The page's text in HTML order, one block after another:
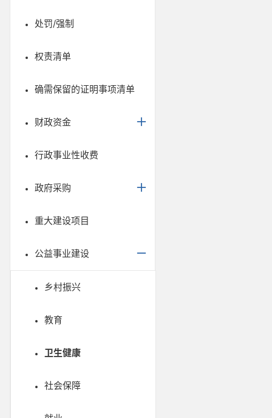
处罚/强制
权责清单
确需保留的证明事项清单
财政资金
行政事业性收费
政府采购
重大建设项目
公益事业建设
乡村振兴
教育
卫生健康
社会保障